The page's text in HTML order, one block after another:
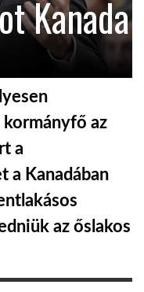
Kanada
kormányfő az
a
a Kanadában
az őslakos